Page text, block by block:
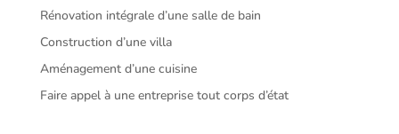
Rénovation intégrale d’une salle de bain
Construction d’une villa
Aménagement d’une cuisine
Faire appel à une entreprise tout corps d’état